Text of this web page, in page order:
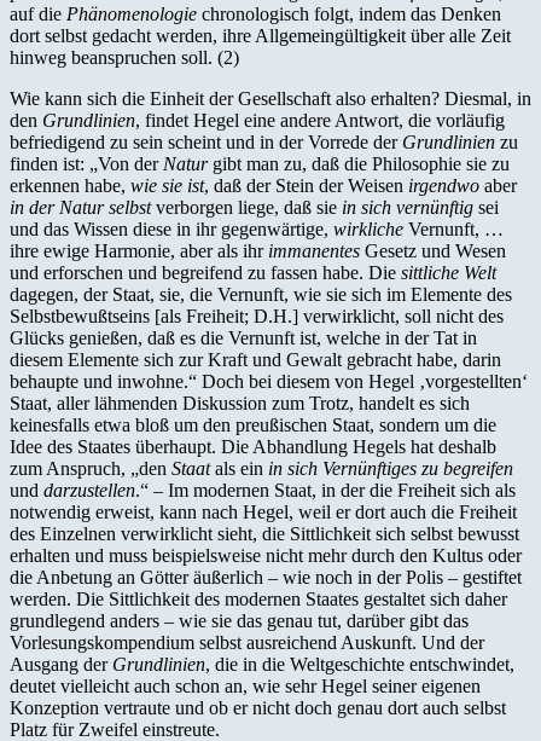
auf die Phänomenologie chronologisch folgt, indem das Denken
dort selbst gedacht werden, ihre Allgemeingültigkeit über alle Zeit
hinweg beanspruchen soll. (2)
Wie kann sich die Einheit der Gesellschaft also erhalten? Diesmal, in
den Grundlinien, findet Hegel eine andere Antwort, die vorläufig
befriedigend zu sein scheint und in der Vorrede der Grundlinien zu
finden ist: „Von der Naturgibt man zu, daß die Philosophie sie zu
erkennen habe, wie sie ist, daß der Stein der Weisen irgendwo aber
in der Natur selbstverborgen liege, daß sie in sich vernünftig sei
und das Wissen diese in ihr gegenwärtige, wirkliche Vernunft, …
ihre ewige Harmonie, aber als ihr immanentes Gesetz und Wesen
und erforschen und begreifend zu fassen habe. Die sittliche Welt
dagegen, der Staat, sie, die Vernunft, wie sie sich im Elemente des
Selbstbewußtseins [als Freiheit; D.H.] verwirklicht, soll nicht des
Glücks genießen, daß es die Vernunft ist, welche in der Tat in
diesem Elemente sich zur Kraft und Gewalt gebracht habe, darin
behaupte und inwohne.“ Doch bei diesem von Hegel ‚vorgestellten‘
Staat, aller lähmenden Diskussion zum Trotz, handelt es sich
keinesfalls etwa bloß um den preußischen Staat, sondern um die
Idee des Staates überhaupt. Die Abhandlung Hegels hat deshalb
zum Anspruch, „den Staatals ein in sich Vernünftiges zu begreifen
und darzustellen.“ – Im modernen Staat, in der die Freiheit sich als
notwendig erweist, kann nach Hegel, weil er dort auch die Freiheit
des Einzelnen verwirklicht sieht, die Sittlichkeit sich selbst bewusst
erhalten und muss beispielsweise nicht mehr durch den Kultus oder
die Anbetung an Götter äußerlich – wie noch in der Polis – gestiftet
werden. Die Sittlichkeit des modernen Staates gestaltet sich daher
grundlegend anders – wie sie das genau tut, darüber gibt das
Vorlesungskompendium selbst ausreichend Auskunft. Und der
Ausgang der Grundlinien, die in die Weltgeschichte entschwindet,
deutet vielleicht auch schon an, wie sehr Hegel seiner eigenen
Konzeption vertraute und ob er nicht doch genau dort auch selbst
Platz für Zweifel einstreute.